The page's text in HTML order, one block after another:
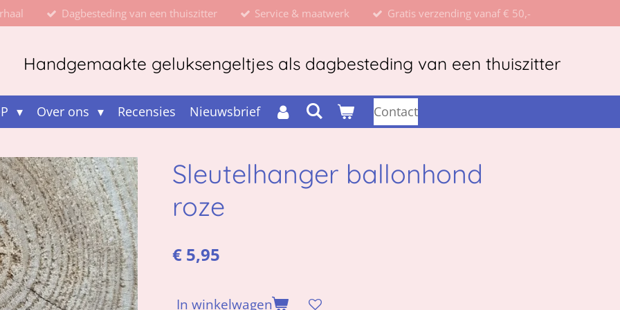
Dagbesteding van een thuiszitter Service & maatwerk Gratis verzending vanaf € 50,-
Handgemaakte geluksengeltjes als dagbesteding van een thuiszitter
Over ons Recensies Nieuwsbrief Contact
Sleutelhanger ballonhond
roze
€ 5,95
In winkelwagen